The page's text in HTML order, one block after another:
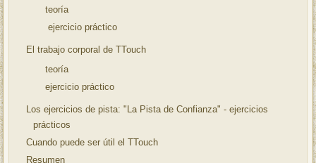
teoría
ejercicio práctico
El trabajo corporal de TTouch
teoría
ejercicio práctico
Los ejercicios de pista: "La Pista de Confianza" - ejercicios
prácticos
Cuando puede ser útil el TTouch
Resumen